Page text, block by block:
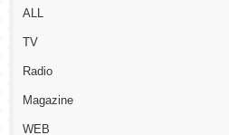
ALL
TV
Radio
Magazine
WEB